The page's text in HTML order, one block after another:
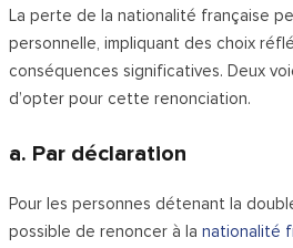
La perte de la nationalité française
personnelle, impliquant des choix
conséquences significatives. Deux
d’opter pour cette renonciation.
a. Par déclaration
Pour les personnes détenant la
possible de renoncer à lanationalité